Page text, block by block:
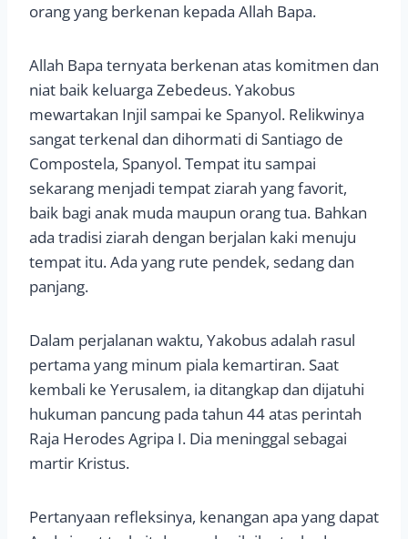
orang yang berkenan kepada Allah Bapa.
Allah Bapa ternyata berkenan atas komitmen dan
niat baik keluarga Zebedeus. Yakobus
mewartakan Injil sampai ke Spanyol. Relikwinya
sangat terkenal dan dihormati di Santiago de
Compostela, Spanyol. Tempat itu sampai
sekarang menjadi tempat ziarah yang favorit,
baik bagi anak muda maupun orang tua. Bahkan
ada tradisi ziarah dengan berjalan kaki menuju
tempat itu. Ada yang rute pendek, sedang dan
panjang.
Dalam perjalanan waktu, Yakobus adalah rasul
pertama yang minum piala kemartiran. Saat
kembali ke Yerusalem, ia ditangkap dan dijatuhi
hukuman pancung pada tahun 44 atas perintah
Raja Herodes Agripa I. Dia meninggal sebagai
martir Kristus.
Pertanyaan refleksinya, kenangan apa yang dapat